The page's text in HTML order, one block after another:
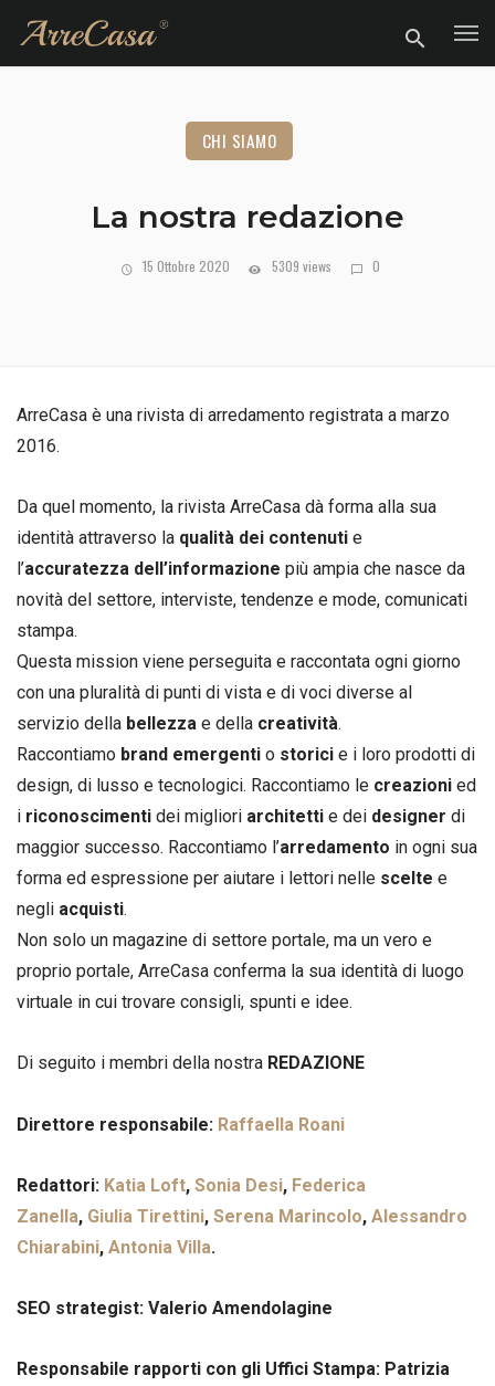
CHI SIAMO
La nostra redazione
15 Ottobre 2020 5309 views 0
ArreCasa è una rivista di arredamento registrata a marzo
2016.
Da quel momento, la rivista ArreCasa dà forma alla sua
identità attraverso la qualità dei contenuti e
l’accuratezza dell’informazione più ampia che nasce da
novità del settore, interviste, tendenze e mode, comunicati
stampa.
Questa mission viene perseguita e raccontata ogni giorno
con una pluralità di punti di vista e di voci diverse al
servizio della bellezza e della creatività.
Raccontiamo brand emergenti o storici e i loro prodotti di
design, di lusso e tecnologici. Raccontiamo le creazioni ed
i riconoscimenti dei migliori architetti e dei designer di
maggior successo. Raccontiamo l’arredamento in ogni sua
forma ed espressione per aiutare i lettori nelle scelte e
negli acquisti.
Non solo un magazine di settore portale, ma un vero e
proprio portale, ArreCasa conferma la sua identità di luogo
virtuale in cui trovare consigli, spunti e idee.
Di seguito i membri della nostra REDAZIONE
Direttore responsabile: Raffaella Roani
Redattori: Katia Loft, Sonia Desi, Federica
Zanella, Giulia Tirettini, Serena Marincolo, Alessandro
Chiarabini, Antonia Villa.
SEO strategist: Valerio Amendolagine
Responsabile rapporti con gli Uffici Stampa: Patrizia